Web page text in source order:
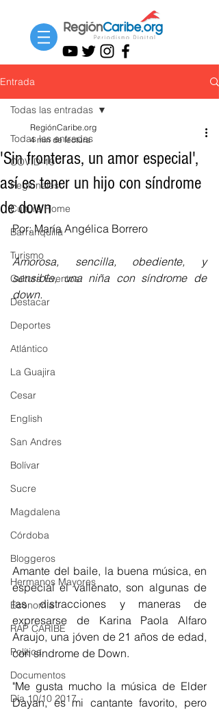
Entrada
Todas las entradas
COVID-19
Regionales
Cultura Home
Barranquilla
Turismo
Cultura Eventos
Destacar
Deportes
Atlántico
La Guajira
Cesar
English
San Andres
Bolívar
Sucre
Magdalena
Córdoba
Bloggeros
Hermanos Mayores
Economía
RAP CARIBE
Política
Documentos
Día 10/10 2017
Todas las entradas
'Sin fronteras, un amor especial',
así es tener un hijo con síndrome
de down
RegiónCaribe.org
4 min de lectura
Por: María Angélica Borrero
Amorosa, sencilla, obediente, y
sensible, una niña con síndrome de
down.
Amante del baile, la buena música, en
especial el vallenato, son algunas de
las distracciones y maneras de
expresarse de Karina Paola Alfaro
Araujo, una jóven de 21 años de edad,
con síndrome de Down.
"Me gusta mucho la música de Elder
Dayan, es mi cantante favorito, pero